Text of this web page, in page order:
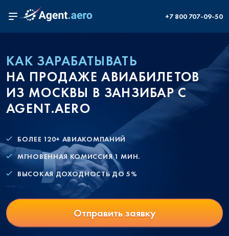
+7 800 707-09-50
КАК ЗАРАБАТЫВАТЬ
НА ПРОДАЖЕ АВИАБИЛЕТОВ
ИЗ МОСКВЫ В ЗАНЗИБАР С
AGENT.AERO
БОЛЕЕ 120+ АВИАКОМПАНИЙ
МГНОВЕННАЯ КОМИССИЯ 1 МИН.
ВЫСОКАЯ ДОХОДНОСТЬ ДО 5%
Отправить заявку